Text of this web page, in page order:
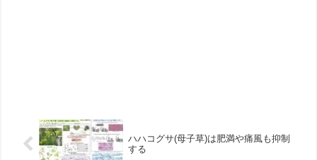
ハハコグサ(母子草)は肥満や痛風も抑制
する